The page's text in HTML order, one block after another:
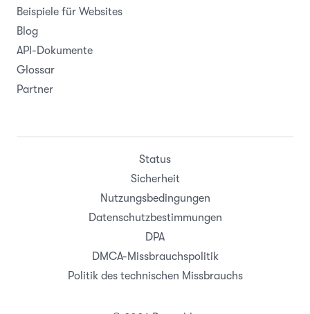
Beispiele für Websites
Blog
API-Dokumente
Glossar
Partner
Status
Sicherheit
Nutzungsbedingungen
Datenschutzbestimmungen
DPA
DMCA-Missbrauchspolitik
Politik des technischen Missbrauchs